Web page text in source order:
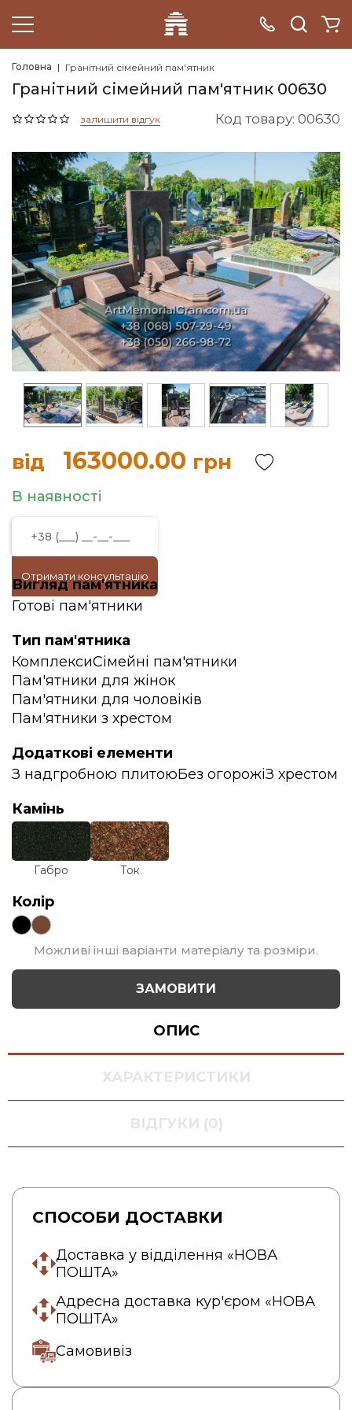
Головна Гранітний сімейний пам'ятник
Гранітний сімейний пам'ятник 00630
залишити відгук Код товару: 00630
від 163000.00 грн
В наявності
Отримати консультацію
Вигляд пам'ятника
Готові пам'ятники
Тип пам'ятника
КомплексиСімейні пам'ятники
Пам'ятники для жінок
Пам'ятники для чоловіків
Пам'ятники з хрестом
Додаткові елементи
З надгробною плитоюБез огорожіЗ хрестом
Камінь
Габро Ток
Колір
Можливі інші варіанти матеріалу та розміри.
ЗАМОВИТИ
ОПИС
ХАРАКТЕРИСТИКИ
ВІДГУКИ (0)
СПОСОБИ ДОСТАВКИ
Доставка у відділення «НОВА
ПОШТА»
Адресна доставка кур'єром «НОВА
ПОШТА»
Самовивіз